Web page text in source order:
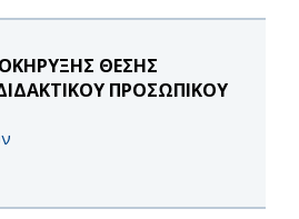
ΘΕΣΗΣ
ΠΡΟΣΩΠΙΚΟΥ